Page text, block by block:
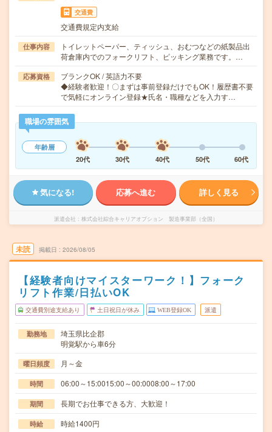
交通費
交通費規定内支給
仕事内容
トイレットペーパー、ティッシュ、おむつなどの紙製品出
荷倉庫内でのフォークリフト、ピッキング業務です。…
応募資格
ブランクOK / 英語力不要
◆経験者歓迎！〇まずは事前登録だけでもOK！履歴書不要
で気軽にオンライン登録★氏名・職種などを入力す…
職場の雰囲気
年齢層
20代
30代 40代 50代 60代
気になる! 応募へ進む 詳しく見る
派遣会社 株式会社綜合キャリアオプション 製造事業部（全国）
未読 掲載日 2026/08/05
【経験者向けマイスターワーク！】フォーク
リフト作業/日払いOK
交通費別途支給あり 土日祝日が休み WEB登録OK 派遣
勤務地
埼玉県比企郡
明覚駅から車6分
曜日頻度 月～金
時間 06:00～15:0015:00～00:0008:00～17:00
期間 長期でお仕事できる方、大歓迎！
時給 時給1400円